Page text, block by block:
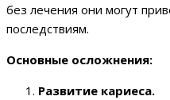
без лечения они могут
последствиям.
Основные осложнения:
Развитие кариеса.